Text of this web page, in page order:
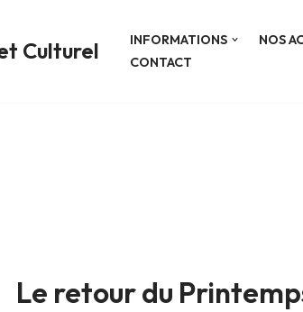
Culturel INFORMATIONS NOS
CONTACT
Le retour du